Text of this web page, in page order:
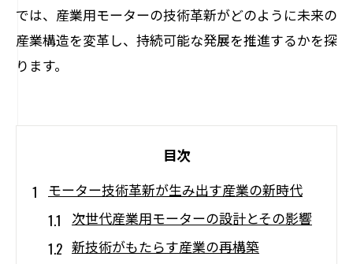
では、産業用モーターの技術革新がどのように未来の
産業構造を変革し、持続可能な発展を推進するかを探
ります。
目次
モーター技術革新が生み出す産業の新時代
次世代産業用モーターの設計とその影響
新技術がもたらす産業の再構築